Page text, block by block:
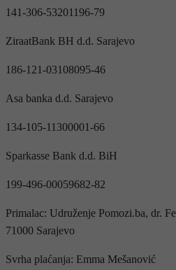
141-306-53201196-79
ZiraatBank BH d.d. Sarajevo
186-121-03108095-46
Asa banka d.d. Sarajevo
134-105-11300001-66
Sparkasse Bank d.d. BiH
199-496-00059682-82
Primalac: Udruženje Pomozi.ba, dr.
71000 Sarajevo
Svrha plaćanja: Emma Mešanović